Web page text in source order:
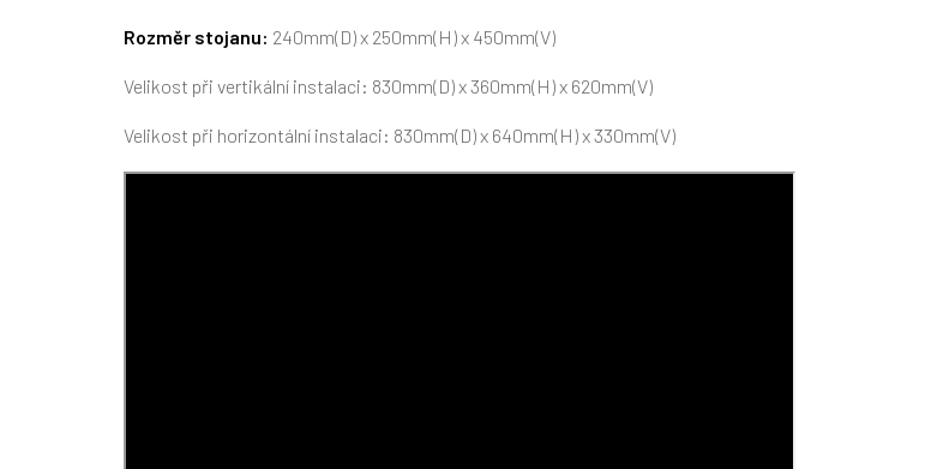
Rozměr stojanu: 240mm(D) x 250mm(H) x 450mm(V)
Velikost při vertikální instalaci: 830mm(D) x 360mm(H) x 620mm(V)
Velikost při horizontální instalaci: 830mm(D) x 640mm(H) x 330mm(V)